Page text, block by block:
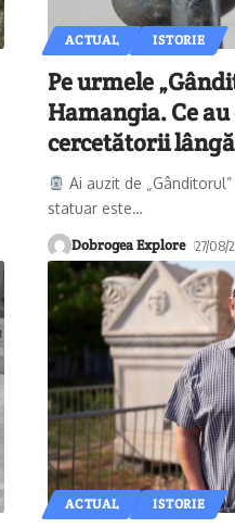
ACTUAL ISTORIE
Pe urmele
Hamangia. Ce
cercetătorii
Ai auzit de
statuar este…
Dobrogea Explore 27/08/
ACTUAL ISTORIE